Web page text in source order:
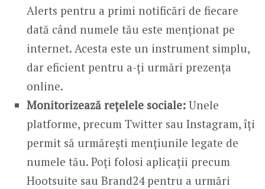
Alerts pentru a primi notificări de fiecare
dată când numele tău este menționat pe
internet. Acesta este un instrument simplu,
dar eficient pentru a-ți urmări prezența
online.
Monitorizează rețelele sociale: Unele
platforme, precum Twitter sau Instagram, îți
permit să urmărești mențiunile legate de
numele tău. Poți folosi aplicații precum
Hootsuite sau Brand24 pentru a urmări